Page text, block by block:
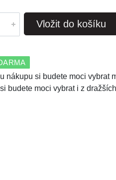
Vložit do košíku
nákupu si budete moci vybrat
budete moci vybrat i z